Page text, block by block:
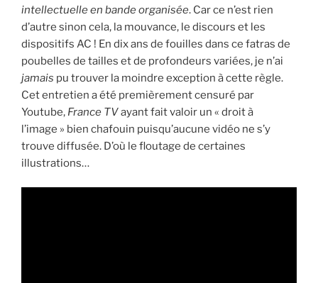
intellectuelle en bande organisée. Car ce n’est rien
d’autre sinon cela, la mouvance, le discours et les
dispositifs AC ! En dix ans de fouilles dans ce fatras de
poubelles de tailles et de profondeurs variées, je n’ai
jamais pu trouver la moindre exception à cette règle.
Cet entretien a été premièrement censuré par
Youtube, France TVayant fait valoir un « droit à
l’image » bien chafouin puisqu’aucune vidéo ne s’y
trouve diffusée. D’où le floutage de certaines
illustrations…